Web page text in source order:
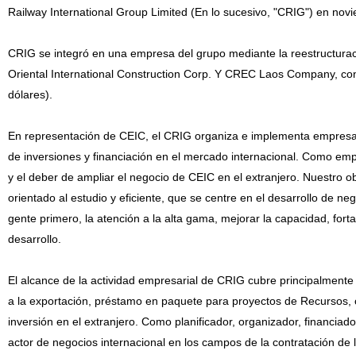
Railway International Group Limited (En lo sucesivo, "CRIG") en
CRIG se integró en una empresa del grupo mediante la
Oriental International Construction Corp. Y CREC Laos Company,
dólares).
En representación de CEIC, el CRIG organiza e implementa
de inversiones y financiación en el mercado internacional. Como
y el deber de ampliar el negocio de CEIC en el extranjero. Nuestro
orientado al estudio y eficiente, que se centre en el desarrollo de
gente primero, la atención a la alta gama, mejorar la capacidad,
desarrollo.
El alcance de la actividad empresarial de CRIG cubre
a la exportación, préstamo en paquete para proyectos de
inversión en el extranjero. Como planificador, organizador,
actor de negocios internacional en los campos de la contratación